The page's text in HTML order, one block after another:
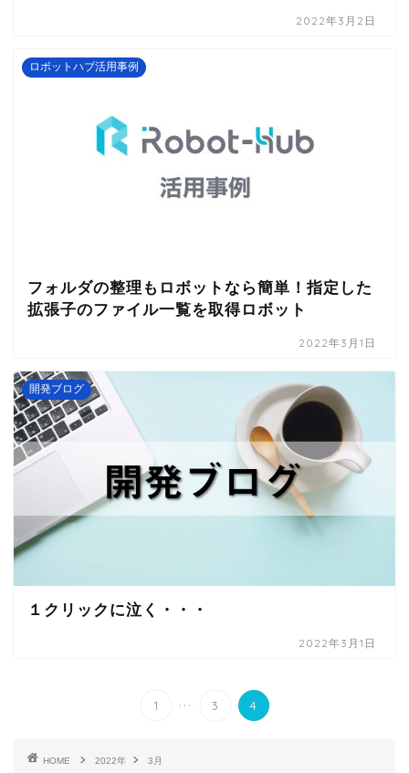
2022年3月2日
ロボットハブ活用事例
フォルダの整理もロボットなら簡単！指定した
拡張子のファイル一覧を取得ロボット
2022年3月1日
開発ブログ
１クリックに泣く・・・
2022年3月1日
1 ... 3 4
HOME 2022年 3月